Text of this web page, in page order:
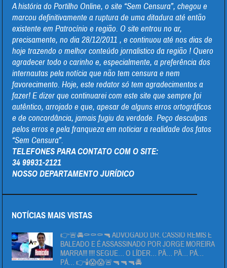
A história do Portilho Online, o site “Sem Censura”, chegou e
marcou definitivamente a ruptura de uma ditadura até então
existente em Patrocínio e região. O site entrou no ar,
precisamente, no dia 28/12/2011 , e continuou até nos dias de
hoje trazendo o melhor conteúdo jornalistico da região ! Quero
agradecer todo o carinho e, especialmente, a preferência dos
internautas pela notícia que não tem censura e nem
favorecimento. Hoje, este redator só tem agradecimentos a
fazer! E dizer que continuarei com este site que sempre foi
autêntico, arrojado e que, apesar de alguns erros ortográficos
e de concordância, jamais fugiu da verdade. Peço desculpas
pelos erros e pela franqueza em noticiar a realidade dos fatos
“Sem Censura”.
TELEFONES PARA CONTATO COM O SITE:
34 99931-2121
NOSSO DEPARTAMENTO JURÍDICO
NOTÍCIAS MAIS VISTAS
👉🚨🚔⚰⚰⚰🔫 ADVOGADO DR. CÁSSIO REMIS É
BALEADO E É ASSASSINADO POR JORGE MOREIRA
MARRA!!! !!!! SEGUE… O LÍDER… PÄ… PÄ… PÁ…
PÁ… 👉🕯😱😱🚨🔫🔫🔫🚔